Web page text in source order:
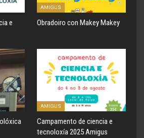
e
AMIGUS
Obradoiro con Makey Makey
AMIGUS
Campamento de ciencia e
tecnoloxía 2025 Amigus